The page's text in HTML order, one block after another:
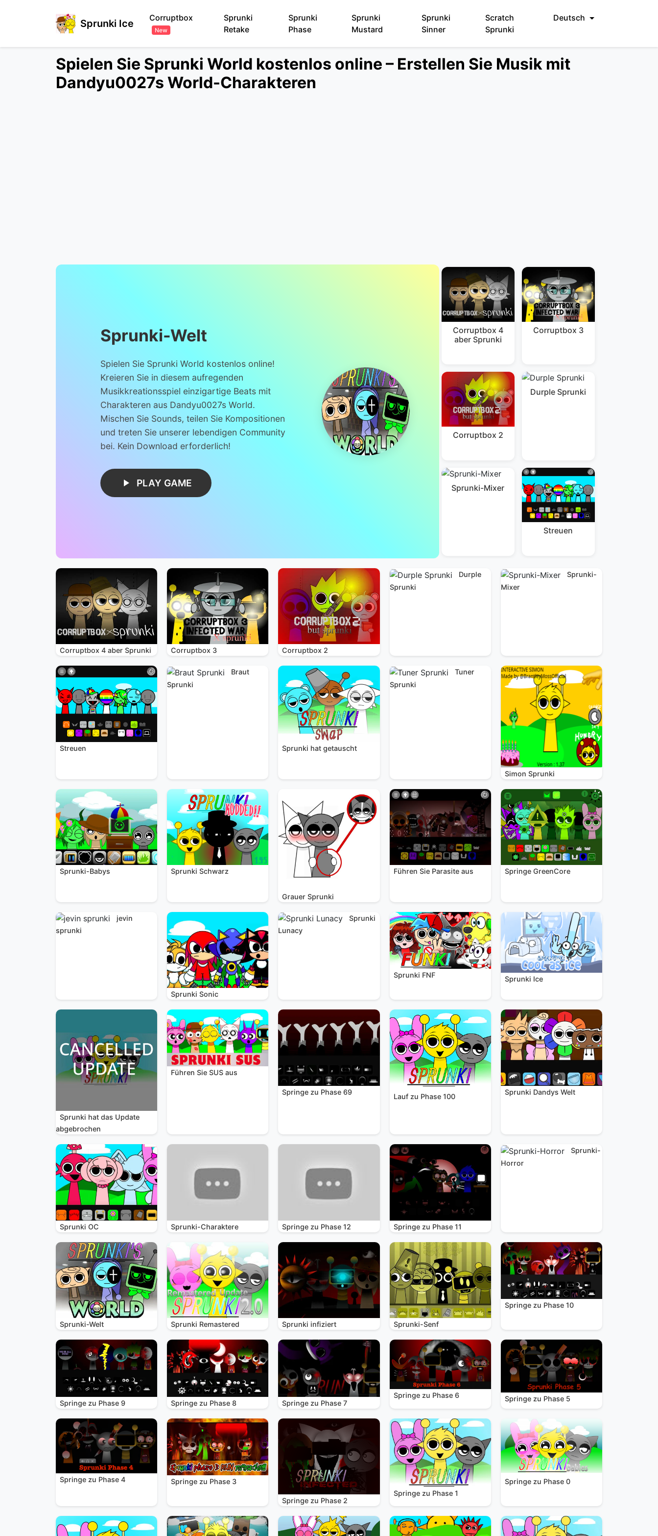
Sprunki Ice Corruptbox
New
Sprunki
Retake
Sprunki
Phase
Sprunki
Mustard
Sprunki
Sinner
Scratch
Sprunki
Deutsch
Spielen Sie Sprunki World kostenlos online – Erstellen Sie Musik mit
Dandyu0027s World-Charakteren
Sprunki-Welt
Spielen Sie Sprunki World kostenlos online!
Kreieren Sie in diesem aufregenden
Musikkreationsspiel einzigartige Beats mit
Charakteren aus Dandyu0027s World.
Mischen Sie Sounds, teilen Sie Kompositionen
und treten Sie unserer lebendigen Community
bei. Kein Download erforderlich!
PLAY GAME
Corruptbox 4
aber Sprunki
Corruptbox 3
Corruptbox 2
Durple Sprunki
Sprunki-Mixer
Streuen
Corruptbox 4 aber Sprunki Corruptbox 3 Corruptbox 2
Durple
Sprunki
Sprunki-
Mixer
Streuen
Braut
Sprunki
Sprunki hat getauscht
Tuner
Sprunki
Simon Sprunki
Sprunki-Babys Sprunki Schwarz
Grauer Sprunki
Führen Sie Parasite aus Springe GreenCore
jevin
sprunki
Sprunki Sonic
Sprunki
Lunacy
Sprunki FNF Sprunki Ice
Sprunki hat das Update
abgebrochen
Führen Sie SUS aus
Springe zu Phase 69
Lauf zu Phase 100
Sprunki Dandys Welt
Sprunki OC Sprunki-Charaktere Springe zu Phase 12 Springe zu Phase 11
Sprunki-
Horror
Sprunki-Welt Sprunki Remastered Sprunki infiziert Sprunki-Senf
Springe zu Phase 10
Springe zu Phase 9 Springe zu Phase 8 Springe zu Phase 7
Springe zu Phase 6 Springe zu Phase 5
Springe zu Phase 4 Springe zu Phase 3
Springe zu Phase 2
Springe zu Phase 1
Springe zu Phase 0